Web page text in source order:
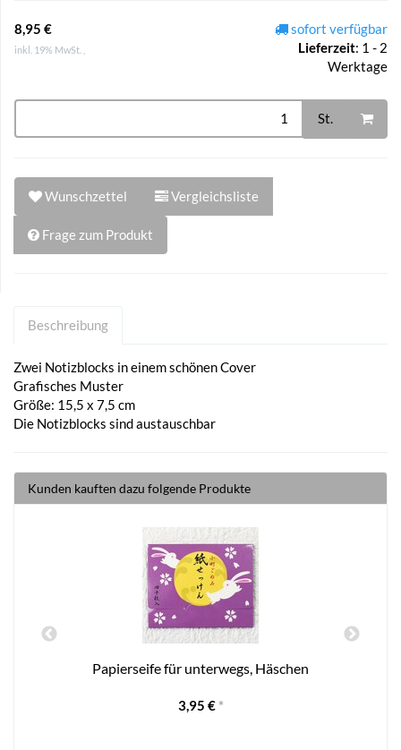
8,95 €
inkl. 19% MwSt. ,
sofort verfügbar
Lieferzeit: 1 - 2
Werktage
St.
Wunschzettel Vergleichsliste
Frage zum Produkt
Beschreibung
Zwei Notizblocks in einem schönen Cover
Grafisches Muster
Größe: 15,5 x 7,5 cm
Die Notizblocks sind austauschbar
Kunden kauften dazu folgende Produkte
Papierseife für unterwegs, Häschen
3,95 € *